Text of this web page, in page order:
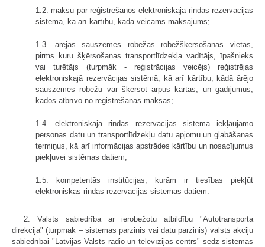
1.2. maksu par reģistrēšanos elektroniskajā rindas rezervācijas
sistēmā, kā arī kārtību, kādā veicams maksājums;
1.3. ārējās sauszemes robežas robežšķērsošanas vietas,
pirms kuru šķērsošanas transportlīdzekļa vadītājs, īpašnieks
vai turētājs (turpmāk - reģistrācijas veicējs) reģistrējas
elektroniskajā rezervācijas sistēmā, kā arī kārtību, kādā ārējo
sauszemes robežu var šķērsot ārpus kārtas, un gadījumus,
kādos atbrīvo no reģistrēšanās maksas;
1.4. elektroniskajā rindas rezervācijas sistēmā iekļaujamo
personas datu un transportlīdzekļu datu apjomu un glabāšanas
termiņus, kā arī informācijas apstrādes kārtību un nosacījumus
piekļuvei sistēmas datiem;
1.5. kompetentās institūcijas, kurām ir tiesības piekļūt
elektroniskās rindas rezervācijas sistēmas datiem.
2. Valsts sabiedrība ar ierobežotu atbildību "Autotransporta
direkcija" (turpmāk – sistēmas pārzinis vai datu pārzinis) valsts akciju
sabiedrībai "Latvijas Valsts radio un televīzijas centrs" sedz sistēmas